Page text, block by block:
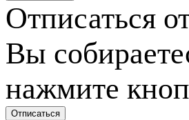
Отписаться
Вы
нажмите